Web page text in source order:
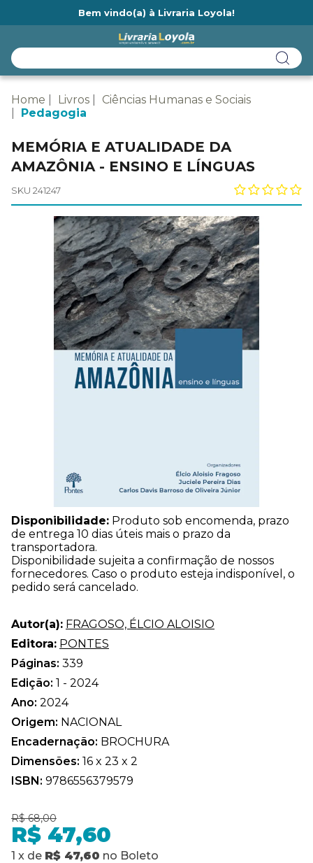
Bem vindo(a) à Livraria Loyola!
Home Livros
Ciências Humanas e Sociais
Pedagogia
MEMÓRIA E ATUALIDADE DA
AMAZÔNIA - ENSINO E LÍNGUAS
SKU 241247
Disponibilidade: Produto sob encomenda, prazo
de entrega 10 dias úteis mais o prazo da
transportadora.
Disponibilidade sujeita a confirmação de nossos
fornecedores. Caso o produto esteja indisponível, o
pedido será cancelado.
Autor(a): FRAGOSO, ÉLCIO ALOISIO
Editora: PONTES
Páginas: 339
Edição: 1 - 2024
Ano: 2024
Origem: NACIONAL
Encadernação: BROCHURA
Dimensões: 16 x 23 x 2
ISBN: 9786556379579
R$ 68,00
R$ 47,60
1 x de R$ 47,60 no Boleto